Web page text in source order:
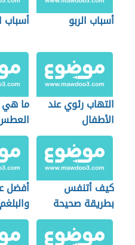
أسباب الربو أسباب
التهاب رئوي عند
الأطفال
ما
كيف أتنفس
بطريقة صحيحة
أفضل
والبلغم